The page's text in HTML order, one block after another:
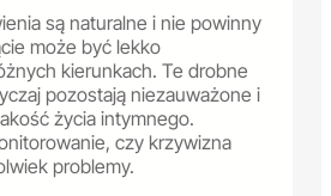
są naturalne i nie powinny
może być lekko
kierunkach. Te drobne
pozostają niezauważone i
życia intymnego.
czy krzywizna
problemy.